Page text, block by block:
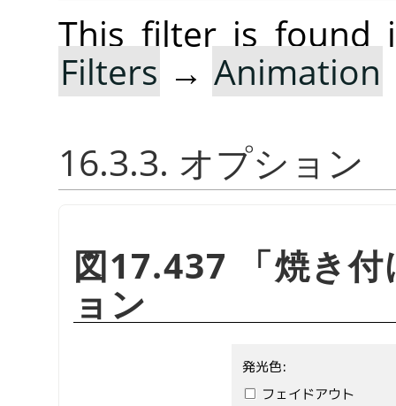
This filter is found
Filters → Animation
16.3.3. オプション
図17.437 「焼き付
ョン